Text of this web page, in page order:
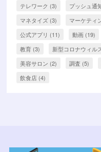
テレワーク (3) プッシュ通
マネタイズ (3) マーケティ
公式アプリ (11) 動画 (19)
教育 (3) 新型コロナウィル
美容サロン (2) 調査 (5)
飲食店 (4)